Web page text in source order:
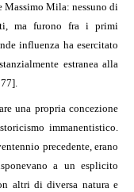
Massimo Mila: nessuno di
ma furono fra i primi
influenza ha esercitato
estranea alla
una propria concezione
immanentistico.
precedente, erano
a un esplicito
altri di diversa natura e